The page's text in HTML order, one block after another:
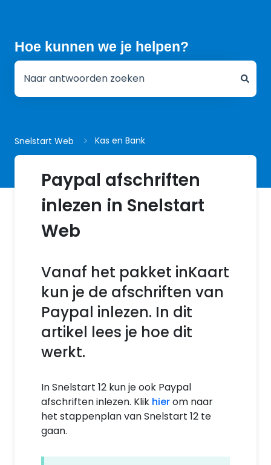
Hoe kunnen we je helpen?
Snelstart Web Kas en Bank
Paypal afschriften
inlezen in Snelstart
Web
Vanaf het pakket inKaart
kun je de afschriften van
Paypal inlezen. In dit
artikel lees je hoe dit
werkt.
In Snelstart 12 kun je ook Paypal
afschriften inlezen. Klik hierom naar
het stappenplan van Snelstart 12 te
gaan.